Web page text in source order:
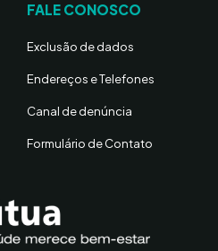
FALE CONOSCO
Exclusão de dados
Endereços e Telefones
Canal de denúncia
Formulário de Contato